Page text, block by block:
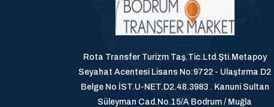
Rota Transfer Turizm Taş.Tic.Ltd.Şti.Metapoy
Seyahat Acentesi Lisans No:9722 - Ulaştırma D2
Belge No İST.U-NET.D2.48.3983 . Kanuni Sultan
Süleyman Cad.No.15/A Bodrum / Muğla